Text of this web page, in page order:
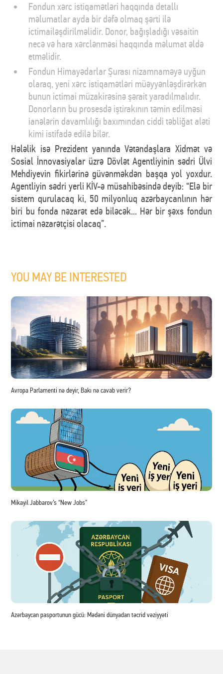
Fondun xərc istiqamətləri haqqında detallı
məlumatlar ayda bir dəfə olmaq şərti ilə
ictimailəşdirilməlidir. Donor, bağışladığı vəsaitin
necə və hara xərclənməsi haqqında məlumat əldə
etməlidir.
Fondun Himayədarlar Şurası nizamnaməyə uyğun
olaraq, yeni xərc istiqamətləri müəyyənləşdirərkən
bunun ictimai müzakirəsinə şərait yaradılmalıdır.
Donorların bu prosesdə iştirakının təmin edilməsi
ianələrin davamlılığı baxımından ciddi təbliğat aləti
kimi istifadə edilə bilər.
Hələlik isə Prezident yanında Vətəndaşlara Xidmət və
Sosial İnnovasiyalar üzrə Dövlət Agentliyinin sədri Ülvi
Mehdiyevin fikirlərinə güvənməkdən başqa yol yoxdur.
Agentliyin sədri yerli KİV-ə müsahibəsində deyib: “Elə bir
sistem qurulacaq ki, 50 milyonluq azərbaycanlının hər
biri bu fonda nəzarət edə biləcək... Hər bir şəxs fondun
ictimai nəzarətçisi olacaq”.
YOU MAY BE INTERESTED
Avropa Parlamenti nə deyir, Bakı nə cavab verir?
Mikayil Jabbarov’s “New Jobs”
Azərbaycan pasportunun gücü: Mədəni dünyadan təcrid vəziyyəti